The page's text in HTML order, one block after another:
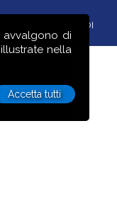
LAVORA CON NOI
avvalgono di
nella
Accetta tutti